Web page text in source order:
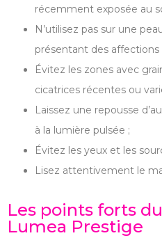
récemment exposée au
N’utilisez pas sur une
présentant des affections
Évitez les zones avec
cicatrices récentes ou
Laissez une repousse
à la lumière pulsée ;
Évitez les yeux et les
Lisez attentivement le
Les points forts
Lumea Prestige